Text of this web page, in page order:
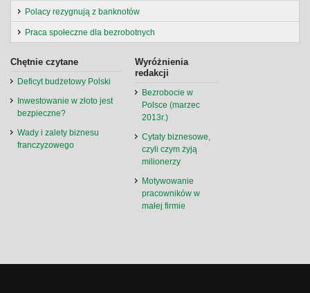
Polacy rezygnują z banknotów
Praca społeczne dla bezrobotnych
Chętnie czytane
Deficyt budżetowy Polski
Inwestowanie w złoto jest
bezpieczne?
Wady i zalety biznesu
franczyzowego
Wyróżnienia
redakcji
Bezrobocie w
Polsce (marzec
2013r.)
Cytaty biznesowe,
czyli czym żyją
milionerzy
Motywowanie
pracowników w
małej firmie